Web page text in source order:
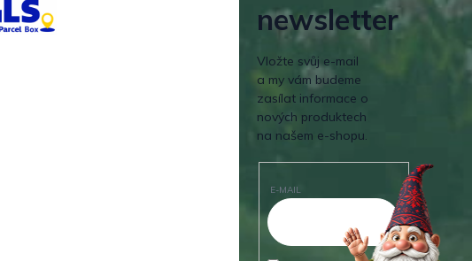
newsletter
Vložte svůj e-mail
a my vám budeme
zasílat informace o
nových produktech
na našem e-shopu.
E-MAIL